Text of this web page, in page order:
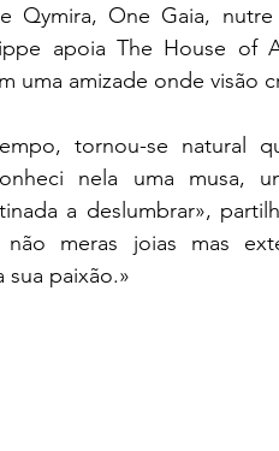
Qymira, One Gaia,
apoia The House of
uma amizade onde visão
tornou-se natural
nela uma musa,
a deslumbrar»,
não meras joias mas
sua paixão.»